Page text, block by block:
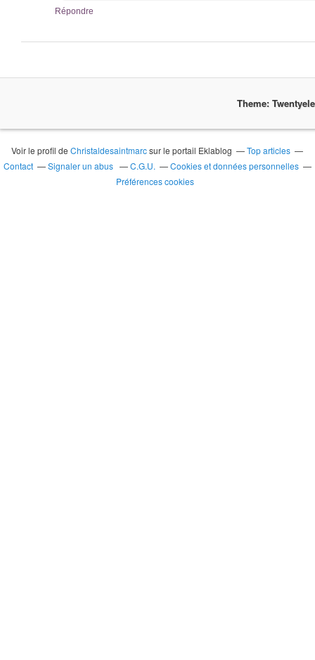
Répondre
Theme:
Voir le profil deChristaldesaintmarcsur le portail Eklablog
Top articles
Contact
Signaler un abus C.G.U.
Cookies et données personnelles
Préférences cookies